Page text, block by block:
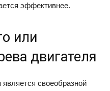
эффективнее.
или
двигателя
является своеобразной